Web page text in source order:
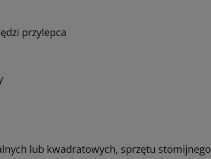
przylepca
lub kwadratowych, sprzętu stomijnego